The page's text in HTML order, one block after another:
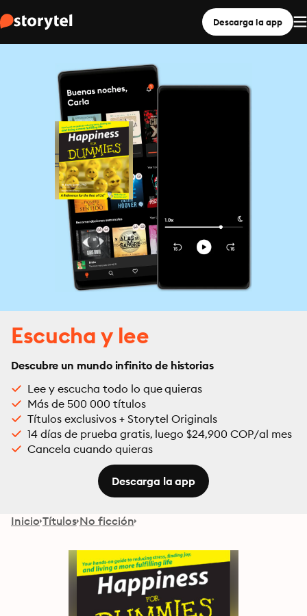
Descarga la app
Escucha y lee
Descubre un mundo infinito de historias
Lee y escucha todo lo que quieras
Más de 500 000 títulos
Títulos exclusivos + Storytel Originals
14 días de prueba gratis, luego $24,900 COP/al mes
Cancela cuando quieras
Descarga la app
Inicio Títulos No ficción